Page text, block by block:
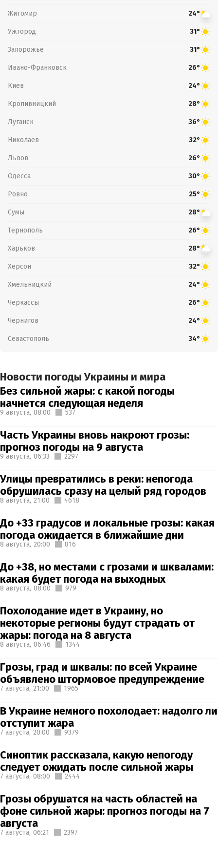
Житомир 24°
Ужгород 31°
Запорожье 31°
Ивано-Франковск 26°
Киев 24°
Кропивницкий 28°
Луганск 36°
Николаев 32°
Львов 26°
Одесса 30°
Ровно 25°
Сумы 28°
Тернополь 26°
Харьков 28°
Херсон 32°
Хмельницкий 24°
Черкассы 26°
Чернигов 24°
Севастополь 34°
Новости погоды Украины и мира
Без сильной жары: с какой погоды
начнется следующая неделя
9 августа, 08:00 537
Часть Украины вновь накроют грозы:
прогноз погоды на 9 августа
9 августа, 06:33 2297
Улицы превратились в реки: непогода
обрушилась сразу на целый ряд городов
8 августа, 21:00 4618
До +33 градусов и локальные грозы: какая
погода ожидается в ближайшие дни
8 августа, 20:00 816
До +38, но местами с грозами и шквалами:
какая будет погода на выходных
8 августа, 08:00 979
Похолодание идет в Украину, но
некоторые регионы будут страдать от
жары: погода на 8 августа
8 августа, 06:46 1344
Грозы, град и шквалы: по всей Украине
объявлено штормовое предупреждение
7 августа, 21:00 1965
В Украине немного похолодает: надолго ли
отступит жара
7 августа, 20:00 9379
Синоптик рассказала, какую непогоду
следует ожидать после сильной жары
7 августа, 08:00 2444
Грозы обрушатся на часть областей на
фоне сильной жары: прогноз погоды на 7
августа
7 августа, 06:21 2397